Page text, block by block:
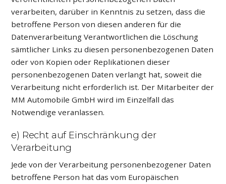
verarbeiten, darüber in Kenntnis zu setzen, dass die
betroffene Person von diesen anderen für die
Datenverarbeitung Verantwortlichen die Löschung
sämtlicher Links zu diesen personenbezogenen Daten
oder von Kopien oder Replikationen dieser
personenbezogenen Daten verlangt hat, soweit die
Verarbeitung nicht erforderlich ist. Der Mitarbeiter der
MM Automobile GmbH wird im Einzelfall das
Notwendige veranlassen.
e) Recht auf Einschränkung der
Verarbeitung
Jede von der Verarbeitung personenbezogener Daten
betroffene Person hat das vom Europäischen